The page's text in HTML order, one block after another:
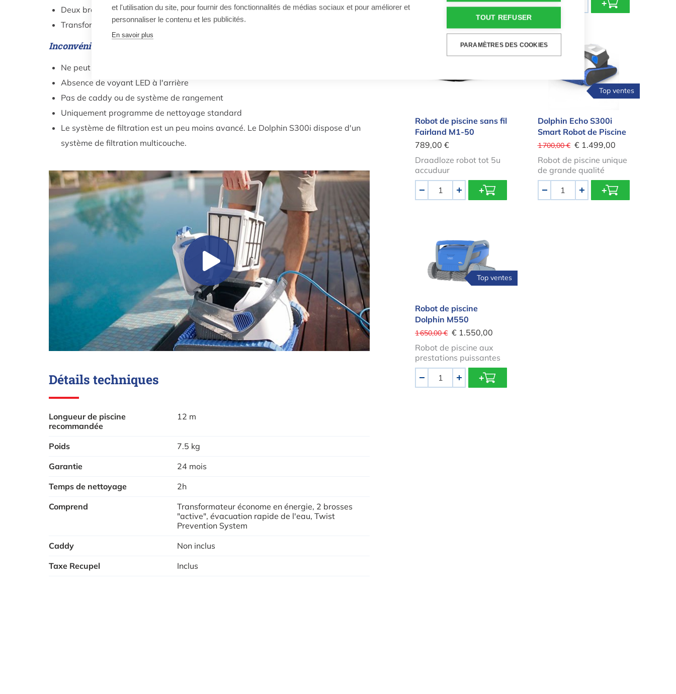
Deux brosses actives au lieu d'une seule
Transformateur économe en énergie de type « Pro » et non « Eco »
Inconvénients par rapport au Dolphin S300i :
Ne peut pas être contrôlé depuis un smartphone ou avec une télécommande
Absence de voyant LED à l'arrière
Pas de caddy ou de système de rangement
Uniquement programme de nettoyage standard
Le système de filtration est un peu moins avancé. Le Dolphin S300i dispose d'un
système de filtration multicouche.
Détails techniques
Longueur de piscine
recommandée
12 m
Poids
7.5 kg
Garantie
24 mois
Temps de nettoyage
2h
Comprend
Transformateur économe en énergie, 2 brosses
"active", évacuation rapide de l'eau, Twist
Prevention System
Caddy
Non inclus
Taxe Recupel
Inclus
+ -
Robot de piscine sans fil Fairland M1-50
Robot de piscine sans fil
Fairland M1-50
789,00 €
Draadloze robot tot 5u
accuduur
Quantité
+
Dolphin Echo S300i Smart
Top ventes
Dolphin Echo S300i
Smart Robot de Piscine
1 700,00 € € 1.499,00
Robot de piscine unique
de grande qualité
Quantité
+
Top ventes
Robot de piscine
Dolphin M550
1 650,00 € € 1.550,00
Robot de piscine aux
prestations puissantes
Quantité
+
et l'utilisation du site, pour fournir des fonctionnalités de médias sociaux et pour améliorer et
personnaliser le contenu et les publicités.
En savoir plus
TOUT REFUSER
PARAMÈTRES DES COOKIES